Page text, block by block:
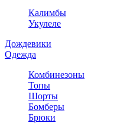
Калимбы
Укулеле
Дождевики
Одежда
Комбинезоны
Топы
Шорты
Бомберы
Брюки